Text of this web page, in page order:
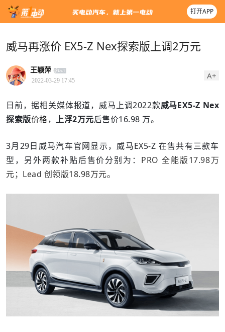
打开APP
威马再涨价 EX5-Z Nex探索版上调2万元
王颖萍
2022-03-29 17:45 A+
日前，据相关媒体报道，威马上调2022款威马EX5-Z Nex
探索版价格， 上浮2万元后售价16.98 万。
3月29日威马汽车官网显示，威马EX5-Z 在售共有三款车
型，另外两款补贴后售价分别为： PRO 全能版17.98万
元； Lead 创领版18.98万元。